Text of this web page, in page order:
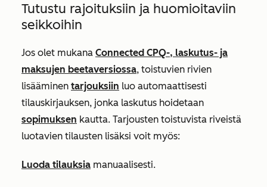
Tutustu rajoituksiin ja huomioitaviin
seikkoihin
Jos olet mukana Connected CPQ-, laskutus- ja
maksujen beetaversiossa, toistuvien rivien
lisääminen tarjouksiin luo automaattisesti
tilauskirjauksen, jonka laskutus hoidetaan
sopimuksen kautta. Tarjousten toistuvista riveistä
luotavien tilausten lisäksi voit myös:
Luoda tilauksia manuaalisesti.